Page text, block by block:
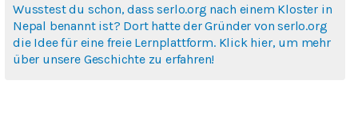
Wusstest du schon, dass serlo.org nach einem Kloster in
Nepal benannt ist? Dort hatte der Gründer von serlo.org
die Idee für eine freie Lernplattform. Klick hier, um mehr
über unsere Geschichte zu erfahren!